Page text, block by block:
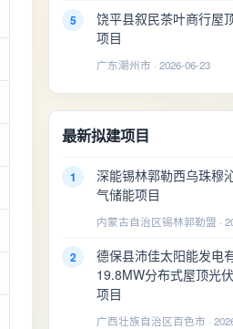
5
饶平县叙民茶叶商行屋
项目
广东潮州市 · 2026-06-23
最新拟建项目
1
深能锡林郭勒西乌珠穆
气储能项目
内蒙古自治区锡林郭勒盟 ·
2
德保县沛佳太阳能发电
19.8MW分布式屋顶光
项目
广西壮族自治区百色市 ·